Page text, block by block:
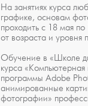
На занятиях курса
графике, основам
проходить с 18 мая
от возраста и уровня
Обучение в «Школе
курса
программы Adobe
анимированные
фотографии»